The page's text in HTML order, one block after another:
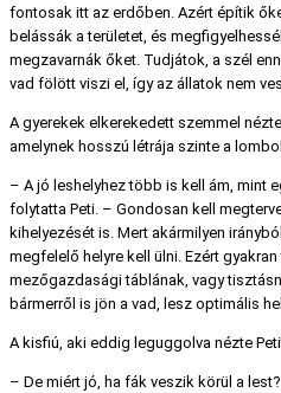
fontosak itt az erdőben. Azért építik
belássák a területet, és
megzavarnák őket. Tudjátok, a szél
vad fölött viszi el, így az állatok nem
A gyerekek elkerekedett szemmel
amelynek hosszú létrája szinte a
– A jó leshelyhez több is kell ám, mint
folytatta Peti. – Gondosan kell
kihelyezését is. Mert akármilyen
megfelelő helyre kell ülni. Ezért
mezőgazdasági táblának, vagy
bármerről is jön a vad, lesz optimális
A kisfiú, aki eddig leguggolva nézte
– De miért jó, ha fák veszik körül a lest?